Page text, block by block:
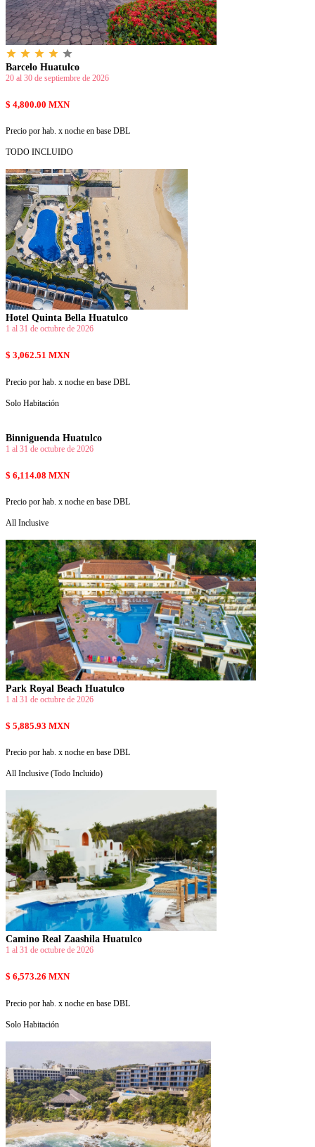
grade grade grade grade grade
Barcelo Huatulco
20 al 30 de septiembre de 2026
$ 4,800.00 MXN
Precio por hab. x noche en base DBL
TODO INCLUIDO
Hotel Quinta Bella Huatulco
1 al 31 de octubre de 2026
$ 3,062.51 MXN
Precio por hab. x noche en base DBL
Solo Habitación
Binniguenda Huatulco
1 al 31 de octubre de 2026
$ 6,114.08 MXN
Precio por hab. x noche en base DBL
All Inclusive
Park Royal Beach Huatulco
1 al 31 de octubre de 2026
$ 5,885.93 MXN
Precio por hab. x noche en base DBL
All Inclusive (Todo Incluido)
Camino Real Zaashila Huatulco
1 al 31 de octubre de 2026
$ 6,573.26 MXN
Precio por hab. x noche en base DBL
Solo Habitación